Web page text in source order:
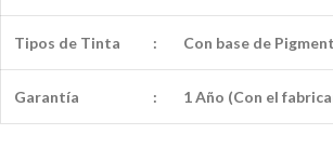
Tipos de Tinta : Con base de
Garantía : 1 Año (Con el